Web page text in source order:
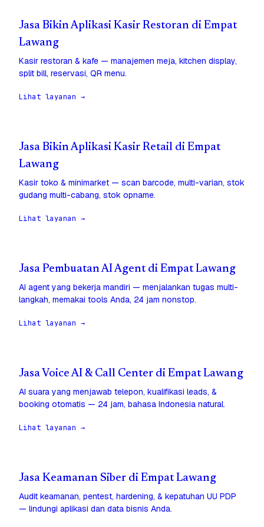
Jasa Bikin Aplikasi Kasir Restoran di Empat
Lawang
Kasir restoran & kafe — manajemen meja, kitchen display,
split bill, reservasi, QR menu.
Lihat layanan →
Jasa Bikin Aplikasi Kasir Retail di Empat
Lawang
Kasir toko & minimarket — scan barcode, multi-varian, stok
gudang multi-cabang, stok opname.
Lihat layanan →
Jasa Pembuatan AI Agent di Empat Lawang
AI agent yang bekerja mandiri — menjalankan tugas multi-
langkah, memakai tools Anda, 24 jam nonstop.
Lihat layanan →
Jasa Voice AI & Call Center di Empat Lawang
AI suara yang menjawab telepon, kualifikasi leads, &
booking otomatis — 24 jam, bahasa Indonesia natural.
Lihat layanan →
Jasa Keamanan Siber di Empat Lawang
Audit keamanan, pentest, hardening, & kepatuhan UU PDP
— lindungi aplikasi dan data bisnis Anda.